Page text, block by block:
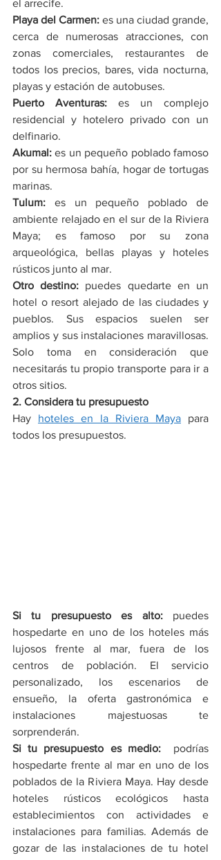
el arrecife.
Playa del Carmen: es una ciudad grande,
cerca de numerosas atracciones, con
zonas comerciales, restaurantes de
todos los precios, bares, vida nocturna,
playas y estación de autobuses.
Puerto Aventuras: es un complejo
residencial y hotelero privado con un
delfinario.
Akumal: es un pequeño poblado famoso
por su hermosa bahía, hogar de tortugas
marinas.
Tulum: es un pequeño poblado de
ambiente relajado en el sur de la Riviera
Maya; es famoso por su zona
arqueológica, bellas playas y hoteles
rústicos junto al mar.
Otro destino: puedes quedarte en un
hotel o resort alejado de las ciudades y
pueblos. Sus espacios suelen ser
amplios y sus instalaciones maravillosas.
Solo toma en consideración que
necesitarás tu propio transporte para ir a
otros sitios.
2. Considera tu presupuesto
Hay hoteles en la Riviera Maya para
todos los presupuestos.
Si tu presupuesto es alto: puedes
hospedarte en uno de los hoteles más
lujosos frente al mar, fuera de los
centros de población. El servicio
personalizado, los escenarios de
ensueño, la oferta gastronómica e
instalaciones majestuosas te
sorprenderán.
Si tu presupuesto es medio:
podrías
hospedarte frente al mar en uno de los
poblados de la Riviera Maya. Hay desde
hoteles rústicos ecológicos hasta
establecimientos con actividades e
instalaciones para familias. Además de
gozar de las instalaciones de tu hotel